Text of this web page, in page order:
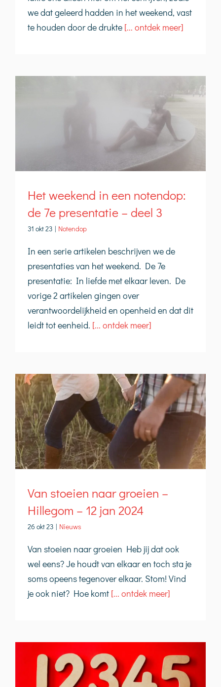
we dat geleerd hadden in het weekend, vast
te houden door de drukte [... ontdek meer]
Het weekend in een notendop:
de 7e presentatie – deel 3
31 okt 23 | Notendop
In een serie artikelen beschrijven we de
presentaties van het weekend. De 7e
presentatie: In liefde met elkaar leven. De
vorige 2 artikelen gingen over
verantwoordelijkheid en openheid en dat dit
leidt tot eenheid. [... ontdek meer]
Van stoeien naar groeien –
Hillegom – 12 jan 2024
26 okt 23 | Nieuws
Van stoeien naar groeien Heb jij dat ook
wel eens? Je houdt van elkaar en toch sta je
soms opeens tegenover elkaar. Stom! Vind
je ook niet? Hoe komt [... ontdek meer]